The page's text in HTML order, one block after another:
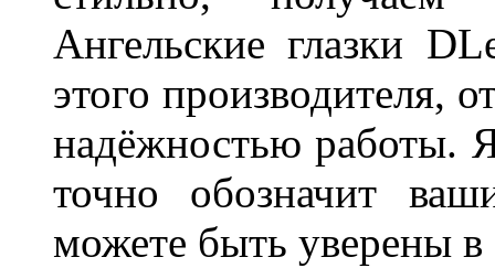
Ангельские глазки
этого производителя,
надёжностью работы.
точно обозначит
можете быть уверены